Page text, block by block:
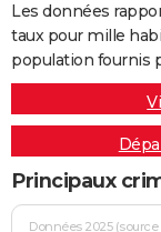
Les données
taux pour mille
population fournis
Principaux
Données 2025